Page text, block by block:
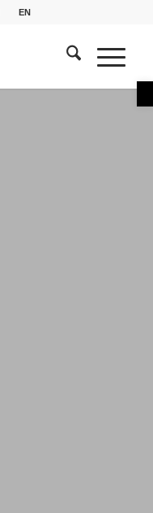
EN